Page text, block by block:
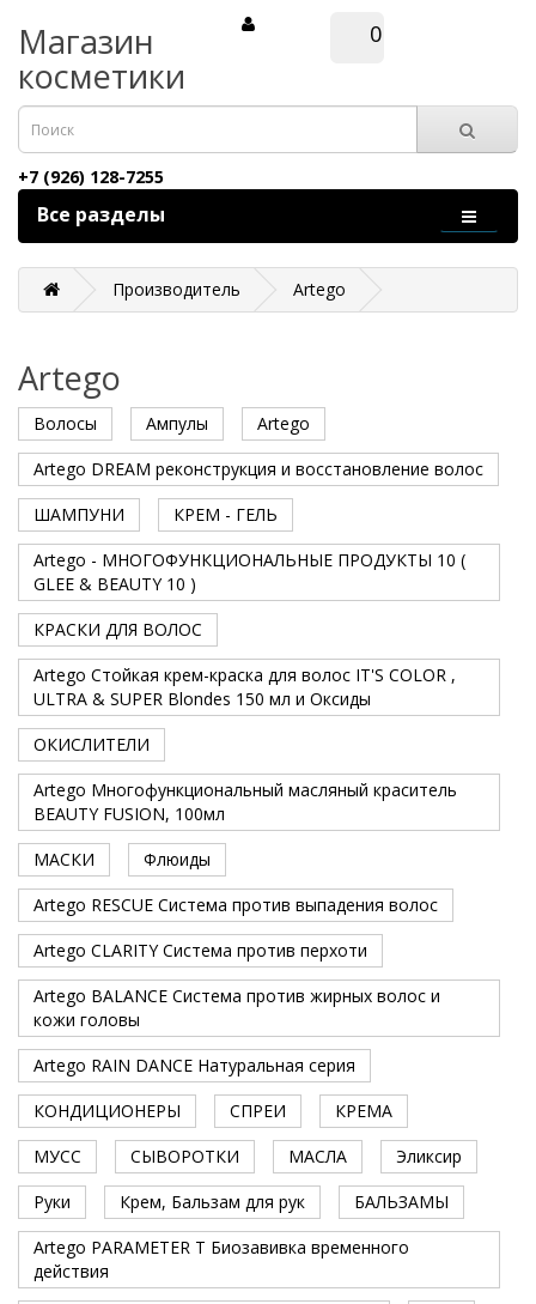
Магазин
косметики
0
+7 (926) 128-7255
Все разделы
Производитель Artego
Artego
Волосы Ампулы
Artego
Artego DREAM реконструкция и восстановление волос
ШАМПУНИ
КРЕМ - ГЕЛЬ
Artego - МНОГОФУНКЦИОНАЛЬНЫЕ ПРОДУКТЫ 10 (
GLEE & BEAUTY 10 )
КРАСКИ ДЛЯ ВОЛОС
Artego Стойкая крем-краска для волос IT'S COLOR ,
ULTRA & SUPER Blondes 150 мл и Оксиды
ОКИСЛИТЕЛИ
Artego Многофункциональный масляный краситель
BEAUTY FUSION, 100мл
МАСКИ
Флюиды
Artego RESCUE Система против выпадения волос
Artego CLARITY Система против перхоти
Artego BALANCE Система против жирных волос и
кожи головы
Artego RAIN DANCE Натуральная серия
КОНДИЦИОНЕРЫ
СПРЕИ
КРЕМА
МУСС
СЫВОРОТКИ МАСЛА
Эликсир
Руки
Крем, Бальзам для рук
БАЛЬЗАМЫ
Artego PARAMETER T Биозавивка временного
действия